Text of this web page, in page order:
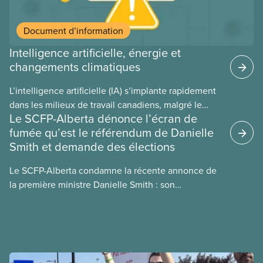
Document d’information
Intelligence artificielle, énergie et
changements climatiques
L’intelligence artificielle (IA) s’implante rapidement
dans les milieux de travail canadiens, malgré le
manque de lois et de règlements pour l’encadrer et
de tests menés en amont. Le présent document
d’information porte sur la consommation
environnementales, le rôle du secteur privé dans
l’intensification de ces conséquences et les
Le SCFP-Alberta dénonce l’écran de
fumée qu’est le référendum de Danielle
Smith et demande des élections
Le SCFP-Alberta condamne la récente annonce de
la première ministre Danielle Smith : son